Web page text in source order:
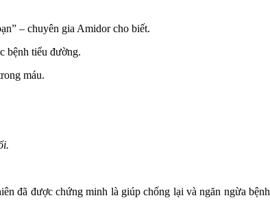
– chuyên gia Amidor cho biết.
bệnh tiểu đường.
máu.
đã được chứng minh là giúp chống lại và ngăn ngừa bệnh